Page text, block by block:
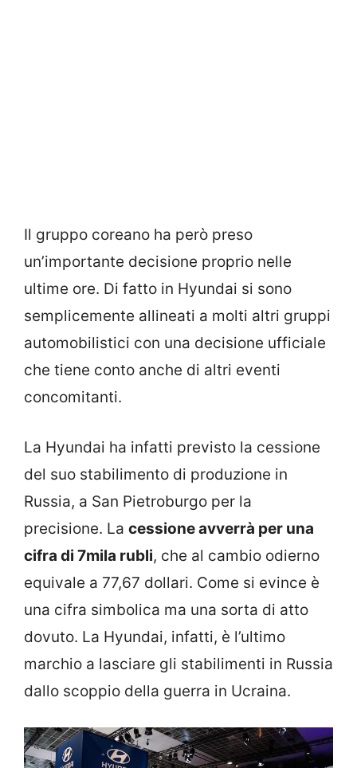
Il gruppo coreano ha però preso
un’importante decisione proprio nelle
ultime ore. Di fatto in Hyundai si sono
semplicemente allineati a molti altri gruppi
automobilistici con una decisione ufficiale
che tiene conto anche di altri eventi
concomitanti.
La Hyundai ha infatti previsto la cessione
del suo stabilimento di produzione in
Russia, a San Pietroburgo per la
precisione. La cessione avverrà per una
cifra di 7mila rubli, che al cambio odierno
equivale a 77,67 dollari. Come si evince è
una cifra simbolica ma una sorta di atto
dovuto. La Hyundai, infatti, è l’ultimo
marchio a lasciare gli stabilimenti in Russia
dallo scoppio della guerra in Ucraina.